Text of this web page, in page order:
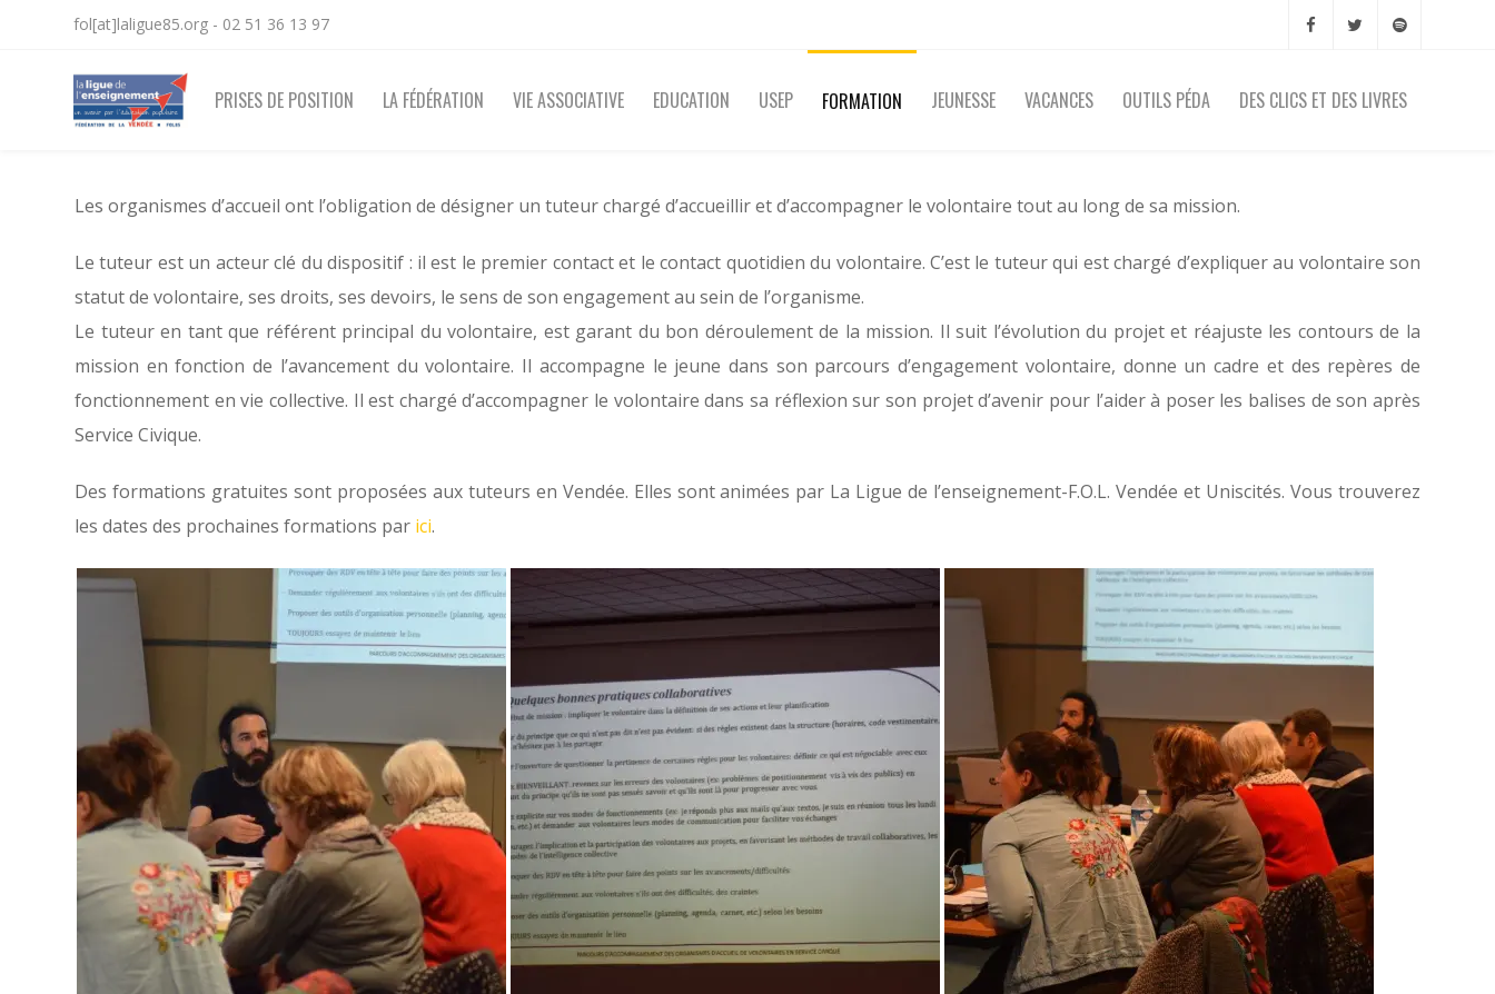
fol[at]laligue85.org - 02 51 36 13 97
PRISES DE POSITION LA FÉDÉRATION VIE ASSOCIATIVE EDUCATION USEP FORMATION JEUNESSE VACANCES OUTILS PÉDA DES CLICS ET DES LIVRES
Les organismes d’accueil ont l’obligation de désigner un tuteur chargé d’accueillir et d’accompagner le volontaire tout au long de sa mission.
Le tuteur est un acteur clé du dispositif : il est le premier contact et le contact quotidien du volontaire. C’est le tuteur qui est chargé d’expliquer au volontaire son
statut de volontaire, ses droits, ses devoirs, le sens de son engagement au sein de l’organisme.
Le tuteur en tant que référent principal du volontaire, est garant du bon déroulement de la mission. Il suit l’évolution du projet et réajuste les contours de la
mission en fonction de l’avancement du volontaire. Il accompagne le jeune dans son parcours d’engagement volontaire, donne un cadre et des repères de
fonctionnement en vie collective. Il est chargé d’accompagner le volontaire dans sa réflexion sur son projet d’avenir pour l’aider à poser les balises de son après
Service Civique.
Des formations gratuites sont proposées aux tuteurs en Vendée. Elles sont animées par La Ligue de l’enseignement-F.O.L. Vendée et Uniscités. Vous trouverez
les dates des prochaines formations par ici.